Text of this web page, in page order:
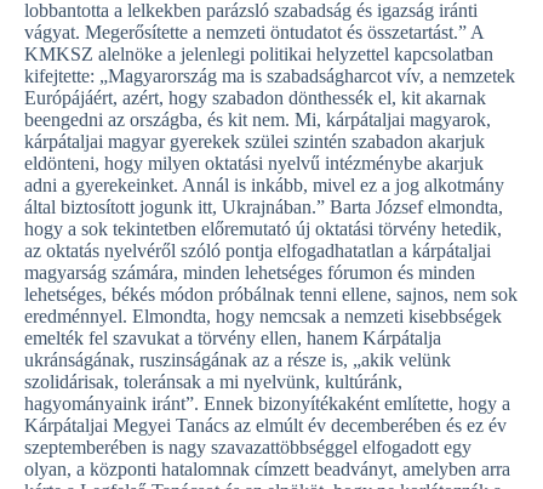
lobbantotta a lelkekben parázsló szabadság és igazság iránti
vágyat. Megerősítette a nemzeti öntudatot és összetartást.” A
KMKSZ alelnöke a jelenlegi politikai helyzettel kapcsolatban
kifejtette: „Magyarország ma is szabadságharcot vív, a nemzetek
Európájáért, azért, hogy szabadon dönthessék el, kit akarnak
beengedni az országba, és kit nem. Mi, kárpátaljai magyarok,
kárpátaljai magyar gyerekek szülei szintén szabadon akarjuk
eldönteni, hogy milyen oktatási nyelvű intézménybe akarjuk
adni a gyerekeinket. Annál is inkább, mivel ez a jog alkotmány
által biztosított jogunk itt, Ukrajnában.” Barta József elmondta,
hogy a sok tekintetben előremutató új oktatási törvény hetedik,
az oktatás nyelvéről szóló pontja elfogadhatatlan a kárpátaljai
magyarság számára, minden lehetséges fórumon és minden
lehetséges, békés módon próbálnak tenni ellene, sajnos, nem sok
eredménnyel. Elmondta, hogy nemcsak a nemzeti kisebbségek
emelték fel szavukat a törvény ellen, hanem Kárpátalja
ukránságának, ruszinságának az a része is, „akik velünk
szolidárisak, toleránsak a mi nyelvünk, kultúránk,
hagyományaink iránt”. Ennek bizonyítékaként említette, hogy a
Kárpátaljai Megyei Tanács az elmúlt év decemberében és ez év
szeptemberében is nagy szavazattöbbséggel elfogadott egy
olyan, a központi hatalomnak címzett beadványt, amelyben arra